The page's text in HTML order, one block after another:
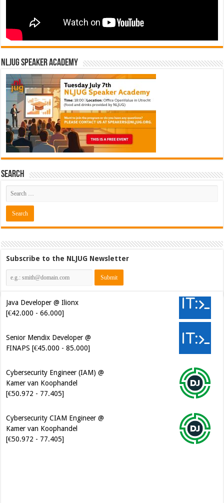
NLJUG Speaker Academy
Search
Subscribe to the NLJUG Newsletter
Java Developer @ Ilionx
[€42.000 - 66.000]
Senior Mendix Developer @
FINAPS [€45.000 - 85.000]
Cybersecurity Engineer (IAM) @
Kamer van Koophandel
[€50.972 - 77.405]
Cybersecurity CIAM Engineer @
Kamer van Koophandel
[€50.972 - 77.405]